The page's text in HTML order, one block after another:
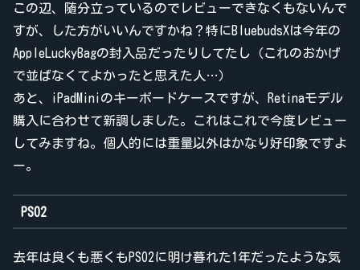
この辺、随分立っているのでレビューできなくもないんで
すが、した方がいいんですかね？特にBluebudsXは今年の
AppleLuckyBagの封入品だったりしてたし（これのおかげ
で並ばなくてよかったと思えた人…）
あと、iPadMiniのキーボードケースですが、Retinaモデル
購入に合わせて新調しました。これはこれで今度レビュー
してみますね。個人的には重量以外はかなり好印象ですよ
ー。
PSO2
去年は良くも悪くもPSO2に明け暮れた1年だったような気